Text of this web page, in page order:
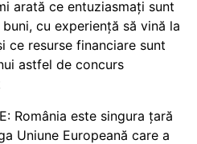
arată ce entuziasmați sunt
cu experiență să vină la
ce resurse financiare sunt
astfel de concurs
România este singura țară
Uniune Europeană care a